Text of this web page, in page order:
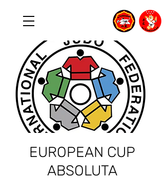
EUROPEAN CUP
ABSOLUTA